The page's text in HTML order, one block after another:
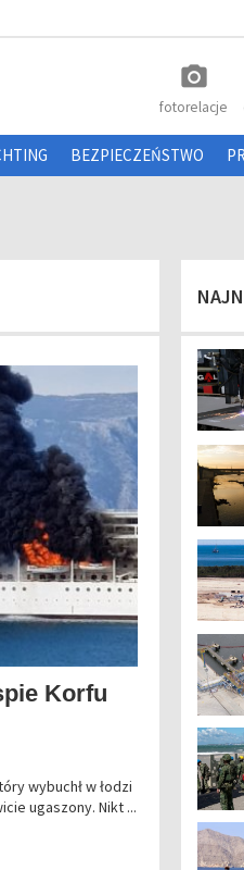
photo_camera
fotorelacje
BEZPIECZEŃSTWO
Korfu
wybuchł w łodzi
ugaszony. Nikt ...